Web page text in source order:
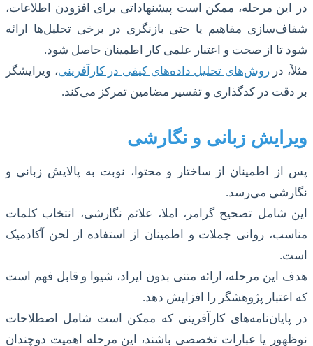
در این مرحله، ممکن است پیشنهاداتی برای افزودن اطلاعات،
شفاف‌سازی مفاهیم یا حتی بازنگری در برخی تحلیل‌ها ارائه
شود تا از صحت و اعتبار علمی کار اطمینان حاصل شود.
مثلاً، درروش‌های تحلیل داده‌های کیفی در کارآفرینی، ویرایشگر
بر دقت در کدگذاری و تفسیر مضامین تمرکز می‌کند.
ویرایش زبانی و نگارشی
پس از اطمینان از ساختار و محتوا، نوبت به پالایش زبانی و
نگارشی می‌رسد.
این شامل تصحیح گرامر، املا، علائم نگارشی، انتخاب کلمات
مناسب، روانی جملات و اطمینان از استفاده از لحن آکادمیک
است.
هدف این مرحله، ارائه متنی بدون ایراد، شیوا و قابل فهم است
که اعتبار پژوهشگر را افزایش دهد.
در پایان‌نامه‌های کارآفرینی که ممکن است شامل اصطلاحات
نوظهور یا عبارات تخصصی باشند، این مرحله اهمیت دوچندان